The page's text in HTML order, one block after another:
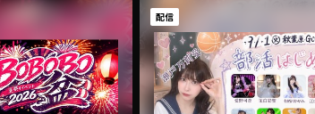
配信